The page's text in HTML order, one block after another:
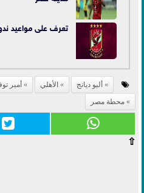
تعرف على مواعيد
أليو ديانج الأهلي أمير
محطة مصر
⇧